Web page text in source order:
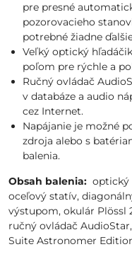
pre presné
pozorovacieho
potrebné žiadne
Veľký optický
poľom pre rýchle a
Ručný ovládač
v databáze a audio
cez Internet.
Napájanie je možné
zdroja alebo s
balenia.
Obsah balenia: optický
oceľový statív,
výstupom, okulár Plössl
ručný ovládač
Suite Astronomer